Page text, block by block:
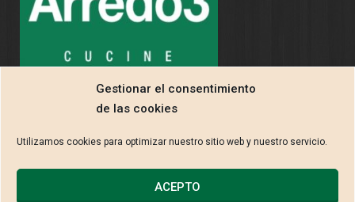
Gestionar el consentimiento
de las cookies
Utilizamos cookies para optimizar nuestro sitio web y nuestro servicio.
ACEPTO